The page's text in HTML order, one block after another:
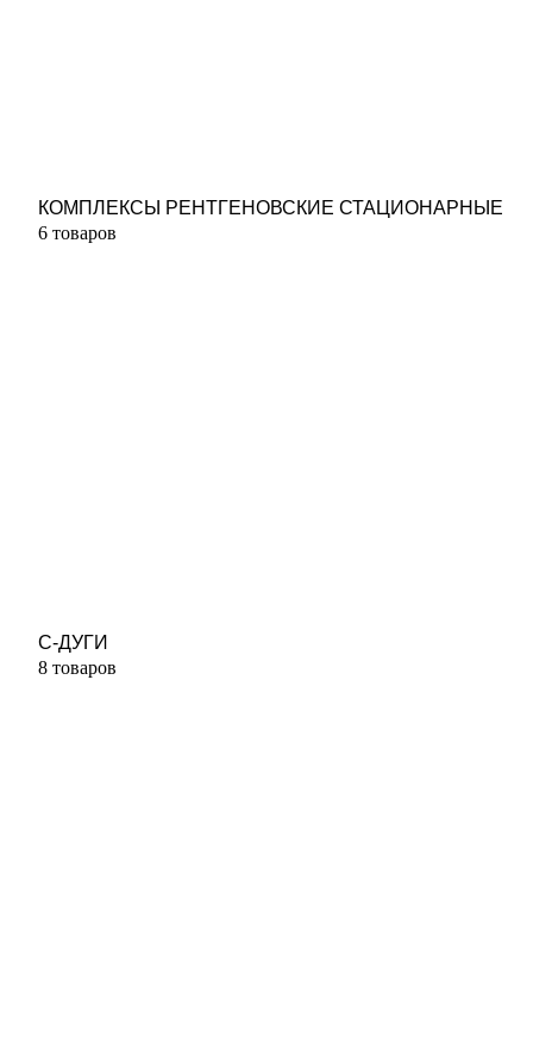
КОМПЛЕКСЫ РЕНТГЕНОВСКИЕ СТАЦИОНАРНЫЕ
6 товаров
С-ДУГИ
8 товаров